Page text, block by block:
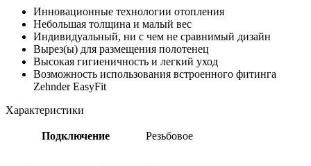
Инновационные технологии отопления
Небольшая толщина и малый вес
Индивидуальный, ни с чем не сравнимый дизайн
Вырез(ы) для размещения полотенец
Высокая гигиеничность и легкий уход
Возможность использования встроенного фитинга
Zehnder EasyFit
Характеристики
Подключение Резьбовое